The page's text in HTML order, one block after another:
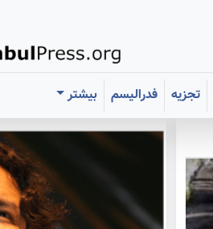
تجزیه فدرالیسم
بیشتر